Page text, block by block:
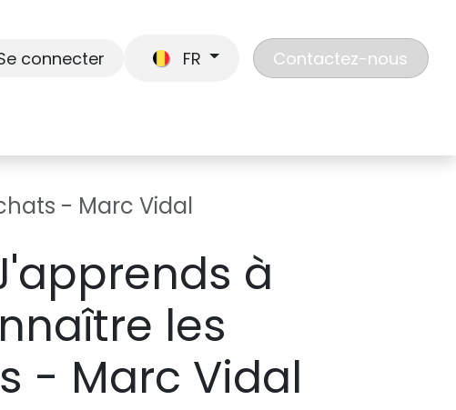
connecter FR Contactez-nous
- Marc Vidal
à
les
- Marc Vidal